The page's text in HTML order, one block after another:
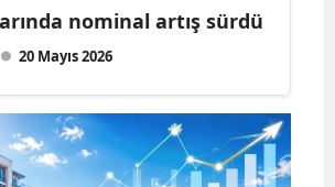
nominal artış sürdü
20 Mayıs 2026